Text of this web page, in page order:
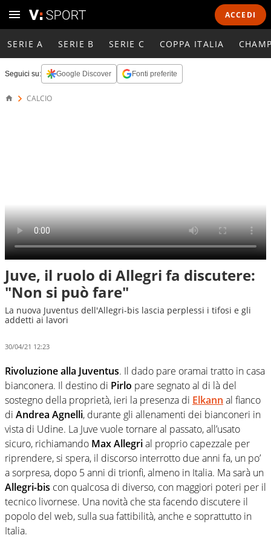
ACCEDI
SERIE A SERIE B SERIE C COPPA ITALIA
Seguici su: Google Discover Fonti preferite
CALCIO
Juve, il ruolo di Allegri fa discutere:
"Non si può fare"
La nuova Juventus dell'Allegri-bis lascia perplessi i tifosi e gli
addetti ai lavori
30/04/21 12:23
Rivoluzione alla Juventus. Il dado pare oramai tratto in casa
bianconera. Il destino di Pirlo pare segnato al di là del
sostegno della proprietà, ieri la presenza di Elkann al fianco
di Andrea Agnelli, durante gli allenamenti dei bianconeri in
vista di Udine. La Juve vuole tornare al passato, all’usato
sicuro, richiamando Max Allegrial proprio capezzale per
riprendere, si spera, il discorso interrotto due anni fa, un po’
a sorpresa, dopo 5 anni di trionfi, almeno in Italia. Ma sarà un
Allegri-bis con qualcosa di diverso, con maggiori poteri per il
tecnico livornese. Una novità che sta facendo discutere il
popolo del web, sulla sua fattibilità, anche e soprattutto in
Italia.